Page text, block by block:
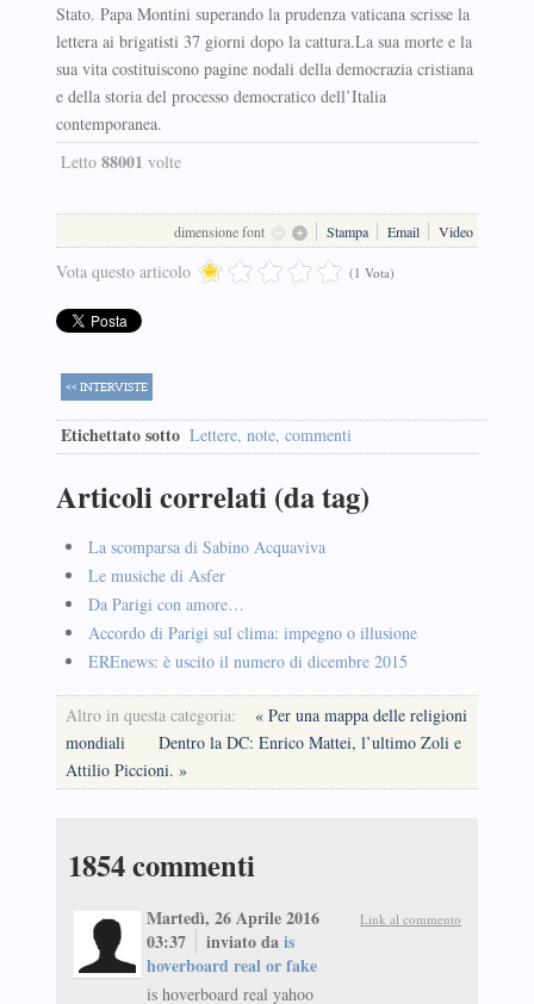
Stato. Papa Montini superando la prudenza vaticana scrisse la
lettera ai brigatisti 37 giorni dopo la cattura.La sua morte e la
sua vita costituiscono pagine nodali della democrazia cristiana
e della storia del processo democratico dell’Italia
contemporanea.
Letto 88001 volte
dimensione font Stampa Email Video
Vota questo articolo (1 Vota)
<< INTERVISTE
Etichettato sotto Lettere, note, commenti
Articoli correlati (da tag)
La scomparsa di Sabino Acquaviva
Le musiche di Asfer
Da Parigi con amore…
Accordo di Parigi sul clima: impegno o illusione
EREnews: è uscito il numero di dicembre 2015
Altro in questa categoria:
« Per una mappa delle religioni
mondiali
Dentro la DC: Enrico Mattei, l’ultimo Zoli e
Attilio Piccioni. »
1854commenti
Link al commento
Martedì, 26 Aprile 2016
03:37
inviato dais
hoverboard real or fake
is hoverboard real yahoo